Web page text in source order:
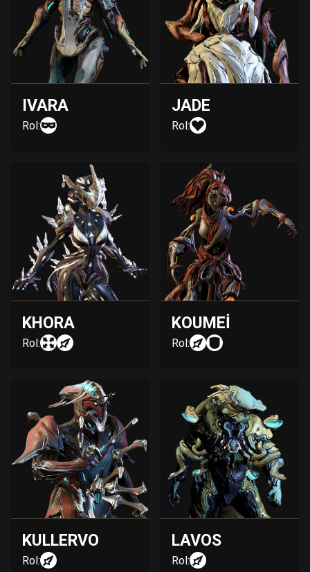
IVARA
Rol:
JADE
Rol:
KHORA
Rol:
KOUMEI
Rol:
KULLERVO
Rol:
LAVOS
Rol: